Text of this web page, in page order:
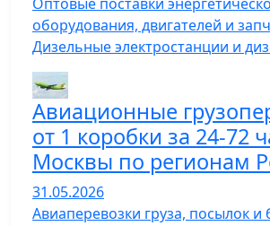
оборудования, двигателей и
Дизельные электростанции и
Авиационные
от 1 коробки за 24-72
Москвы по регионам
31.05.2026
Авиаперевозки груза, посылок и